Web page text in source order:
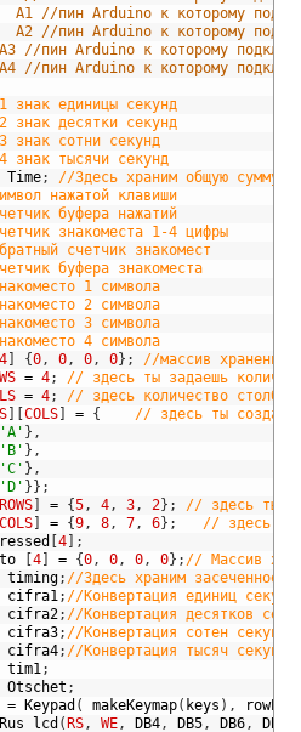
A1 //пин Arduino к которому
A2 //пин Arduino к которому
//пин Arduino к которому
//пин Arduino к которому
знак единицы секунд
знак десятки секунд
знак сотни секунд
знак тысячи секунд
Time;
//Здесь храним общую сумму
нажатой клавиши
буфера нажатий
знакоместа 1-4 цифры
счетчик знакомест
буфера знакоместа
1 символа
2 символа
3 символа
4 символа
4] {0 , 0 , 0 , 0} ;
//массив хранения
= 4;
// здесь ты задаешь
= 4;
// здесь количество
] [COLS] = {
// здесь ты
'A' } ,
'B' } ,
'C' } ,
'D' }} ;
ROWS] = {5 , 4 , 3 , 2} ;
// здесь ты
COLS] = {9 , 8 , 7 , 6} ;
// здесь
[4] ;
[4] = {0 , 0 , 0 , 0} ; // Массив
timing; //Здесь храним засеченное
cifra1 ; //Конвертация единиц
cifra2; //Конвертация десятков
cifra3; //Конвертация сотен секунд
cifra4; //Конвертация тысяч секунд
tim1 ;
Otschet ;
= Keypad ( makeKeymap( keys ) ,
lcd (RS , WE , DB4 , DB5 , DB6 , DB7